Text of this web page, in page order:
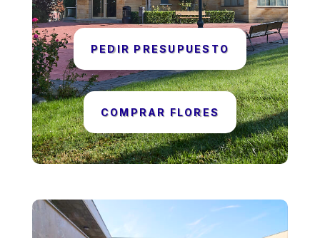
PEDIR PRESUPUESTO
COMPRAR FLORES